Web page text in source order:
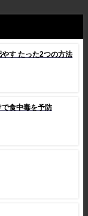
やす たった2つの方法
食中毒を予防